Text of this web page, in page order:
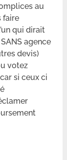
au
faire
qui dirait
agence
devis)
votez
si ceux ci